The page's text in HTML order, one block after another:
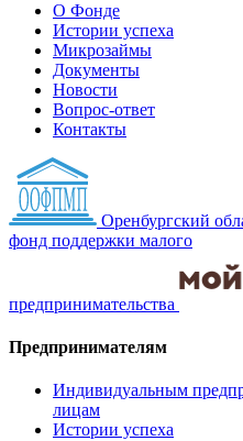
О Фонде
Истории успеха
Микрозаймы
Документы
Новости
Вопрос-ответ
Контакты
Оренбургский
фонд поддержки малого
предпринимательства
Предпринимателям
Индивидуальным
лицам
Истории успеха